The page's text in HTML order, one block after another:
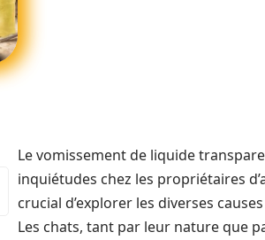
Le vomissement de liquide
inquiétudes chez les propriétaires
crucial d’explorer les diverses
Les chats, tant par leur nature que